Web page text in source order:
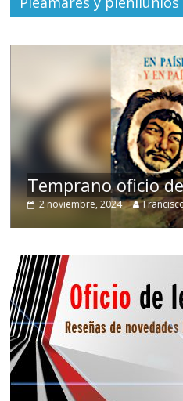
Temprano oficio
2 noviembre, 2024